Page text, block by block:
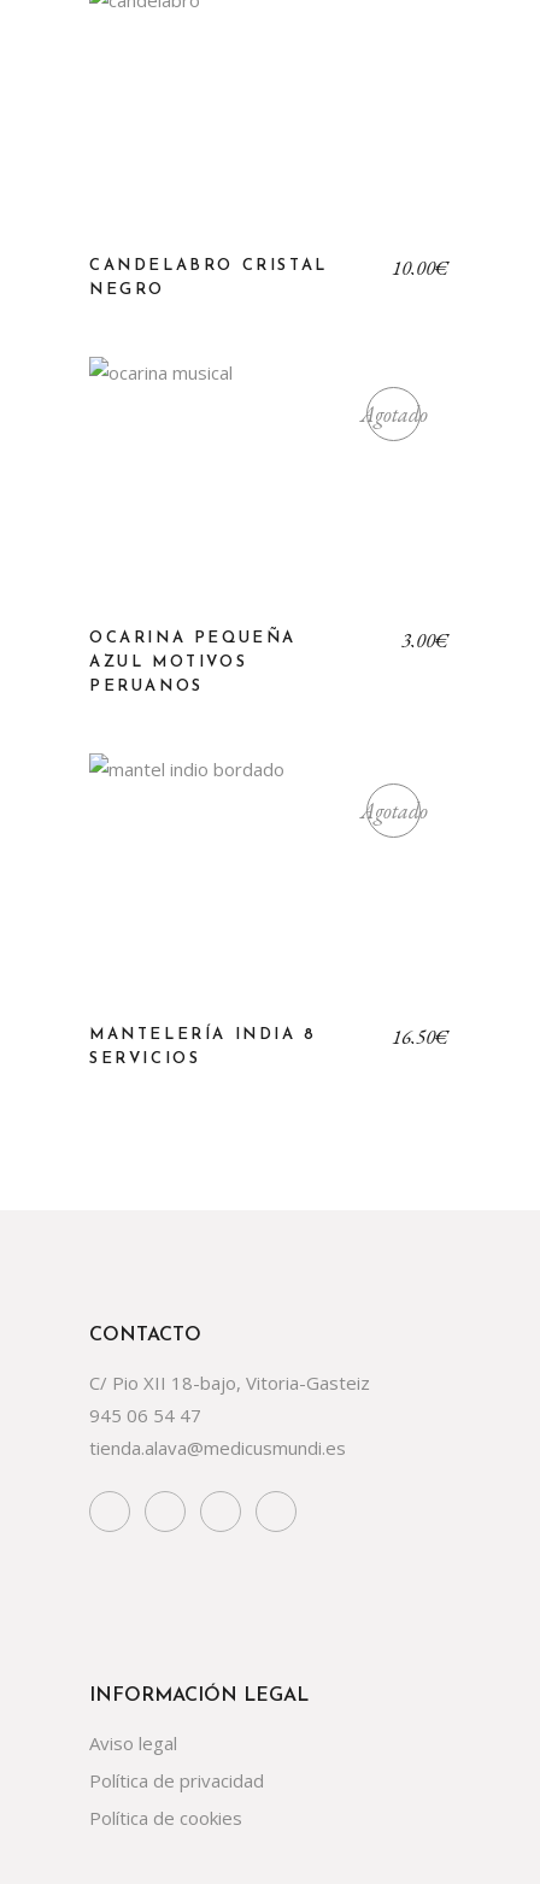
CANDELABRO CRISTAL
NEGRO
10,00€
Agotado
OCARINA PEQUEÑA
AZUL MOTIVOS
PERUANOS
3,00€
Agotado
MANTELERÍA INDIA 8
SERVICIOS
16,50€
CONTACTO
C/ Pio XII 18-bajo, Vitoria-Gasteiz
945 06 54 47
tienda.alava@medicusmundi.es
INFORMACIÓN LEGAL
Aviso legal
Política de privacidad
Política de cookies